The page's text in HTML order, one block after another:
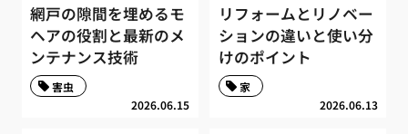
網戸の隙間を埋めるモ
ヘアの役割と最新のメ
ンテナンス技術
2026.06.15
害虫
リフォームとリノベー
ションの違いと使い分
けのポイント
2026.06.13
家